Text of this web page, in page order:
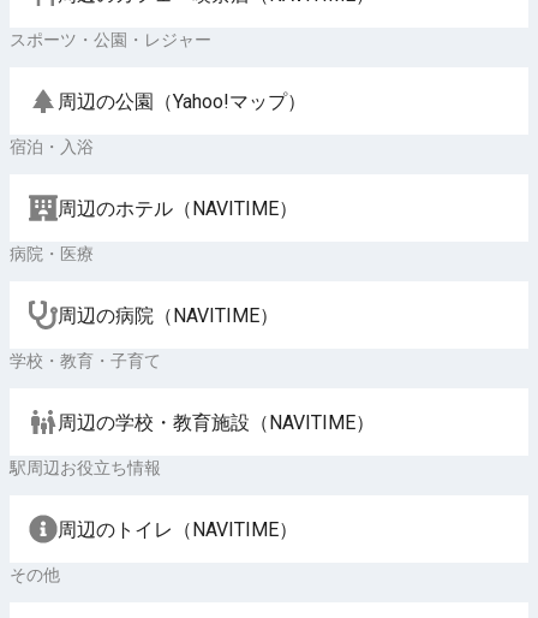
スポーツ・公園・レジャー
周辺の公園（Yahoo!マップ）
宿泊・入浴
周辺のホテル（NAVITIME）
病院・医療
周辺の病院（NAVITIME）
学校・教育・子育て
周辺の学校・教育施設（NAVITIME）
駅周辺お役立ち情報
周辺のトイレ（NAVITIME）
その他